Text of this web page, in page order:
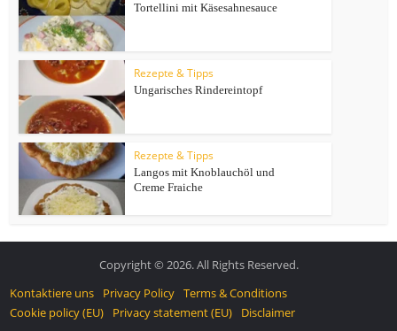
Tortellini mit Käsesahnesauce
Rezepte & Tipps
Ungarisches Rindereintopf
Rezepte & Tipps
Langos mit Knoblauchöl und
Creme Fraiche
Copyright © 2026. All Rights Reserved.
Kontaktiere uns
Privacy Policy Terms & Conditions
Cookie policy (EU)
Privacy statement (EU) Disclaimer